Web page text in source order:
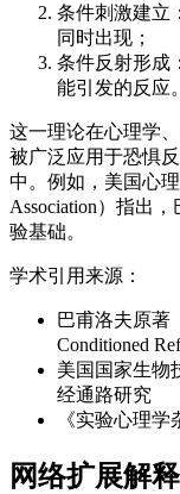
条件刺激建立
同时出现；
条件反射形成
能引发的反应。
这一理论在心理学
被广泛应用于恐惧
中。例如，美国心理
Association）指出
验基础。
学术引用来源：
巴甫洛夫原著
Conditioned
美国国家生物
经通路研究
《实验心理
网络扩展解释